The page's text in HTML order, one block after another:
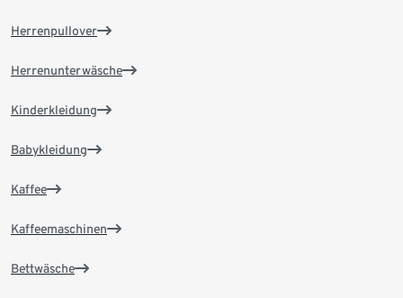
Herrenpullover
Herrenunterwäsche
Kinderkleidung
Babykleidung
Kaffee
Kaffeemaschinen
Bettwäsche